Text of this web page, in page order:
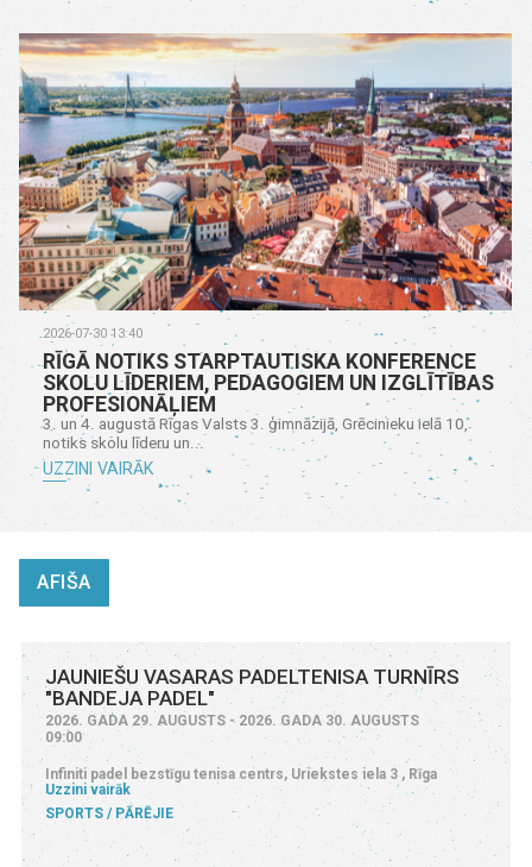
2026-07-30 13:40
RĪGĀ NOTIKS STARPTAUTISKA KONFERENCE
SKOLU LĪDERIEM, PEDAGOGIEM UN IZGLĪTĪBAS
PROFESIONĀĻIEM
3. un 4. augustā Rīgas Valsts 3. ģimnāzijā, Grēcinieku ielā 10,
notiks skolu līderu un...
UZZINI VAIRĀK
AFIŠA
JAUNIEŠU VASARAS PADELTENISA TURNĪRS
"BANDEJA PADEL"
2026. GADA 29. AUGUSTS - 2026. GADA 30. AUGUSTS
09:00
Infiniti padel bezstīgu tenisa centrs, Uriekstes iela 3 , Rīga
Uzzini vairāk
SPORTS
PĀRĒJIE